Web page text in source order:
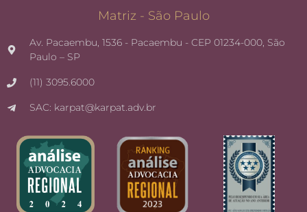
Matriz - São Paulo
Av. Pacaembu, 1536 - Pacaembu - CEP 01234-000, São
Paulo – SP
(11) 3095.6000
SAC: karpat@karpat.adv.br